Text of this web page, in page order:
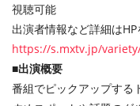
視聴可能
出演者情報など詳細は
https://s.mxtv.jp/
■出演概要
番組でピックアップする